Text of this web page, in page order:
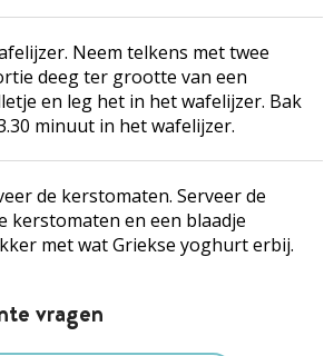
Neem telkens met twee
deeg ter grootte van een
en leg het in het wafelijzer. Bak
minuut in het wafelijzer.
de kerstomaten. Serveer de
kerstomaten en een blaadje
met wat Griekse yoghurt erbij.
vragen